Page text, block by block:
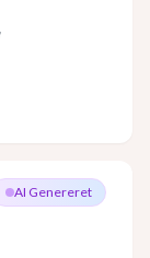
AI Genereret